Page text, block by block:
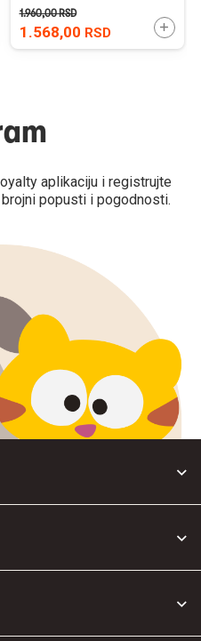
U KORPU
1.568,00 RSD
1.960,00RSD
aplikaciju i registrujte
popusti i pogodnosti.